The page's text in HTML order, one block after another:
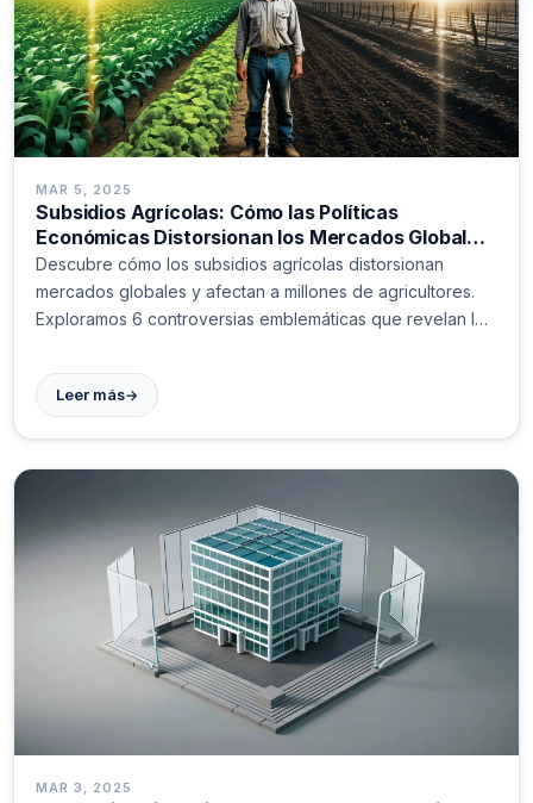
MAR 5, 2025
Subsidios Agrícolas: Cómo las Políticas
Económicas Distorsionan los Mercados Globales
de Alimentos
Descubre cómo los subsidios agrícolas distorsionan
mercados globales y afectan a millones de agricultores.
Exploramos 6 controversias emblemáticas que revelan las
#AgriculturaGlobal
Leer más→
MAR 3, 2025